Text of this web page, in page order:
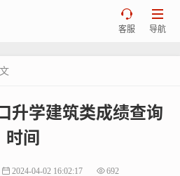

导航

客服
升学建筑类成绩查询
时间
2024-04-02 16:02:17 692